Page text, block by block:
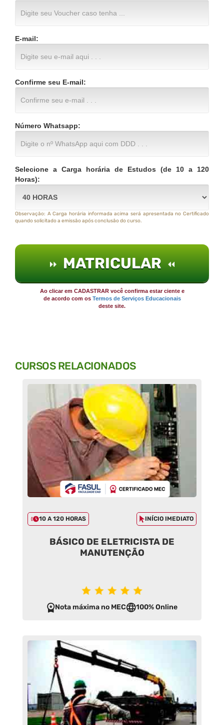
E-mail:
Confirme seu E-mail:
Número Whatsapp:
Selecione a Carga horária de Estudos (de 10 a 120
Horas):
Observação: A Carga horária informada acima será apresentada no Certificado
quando solicitado a emissão após conclusão do curso.
MATRICULAR
Ao clicar em CADASTRAR você confirma estar ciente e
de acordo com os Termos de Serviços Educacionais
deste site.
CURSOS RELACIONADOS
10 A 120 HORAS INÍCIO IMEDIATO
BÁSICO DE ELETRICISTA DE
MANUTENÇÃO
Nota máxima no MEC 100% Online